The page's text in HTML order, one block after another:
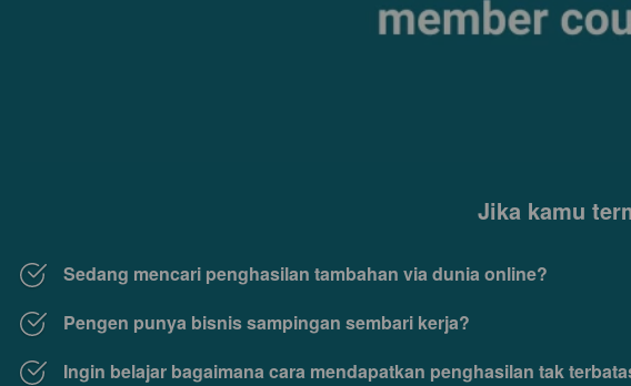
Jika kamu
Sedang mencari penghasilan tambahan via dunia online?
Pengen punya bisnis sampingan sembari kerja?
Ingin belajar bagaimana cara mendapatkan penghasilan tak